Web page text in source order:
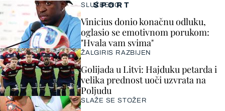
SPORT
SLUŽBENO
Vinicius donio konačnu odluku,
oglasio se emotivnom porukom:
"Hvala vam svima"
ŽALGIRIS RAZBIJEN
Golijada u Litvi: Hajduku petarda i
velika prednost uoči uzvrata na
Poljudu
SLAŽE SE STOŽER